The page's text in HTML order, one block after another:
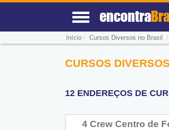
encontra
Início/ Cursos Diversos no Brasil /
CURSOS
12 ENDEREÇOS DE
4 Crew Centro de